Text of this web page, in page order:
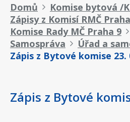
Drobečková
navigace
Domů
Komise bytová /
Zápisy z Komisí RMČ
Komise Rady MČ Praha 9
Samospráva
Úřad a
Zápis z Bytové komise 23.
Zápis z Bytové